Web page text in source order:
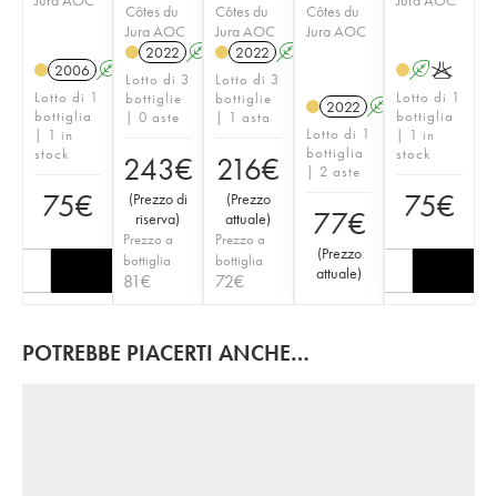
2006 A K
Lotto di 1
bottiglia
| 1 in
stock
75€
Côtes du
Jura AOC
2022 A K
Lotto di 3
bottiglie
| 0 aste
243€
(Prezzo di
riserva)
Prezzo a
bottiglia
81€
Côtes du
Jura AOC
2022 A
Lotto di 3
bottiglie
| 1 asta
216€
(Prezzo
attuale)
Prezzo a
bottiglia
72€
Côtes du
Jura AOC
2022 A K
Lotto di 1
bottiglia
| 2 aste
77€
(Prezzo
attuale)
AK
Lotto di 1
bottiglia
| 1 in
stock
75€
POTREBBE PIACERTI ANCHE…